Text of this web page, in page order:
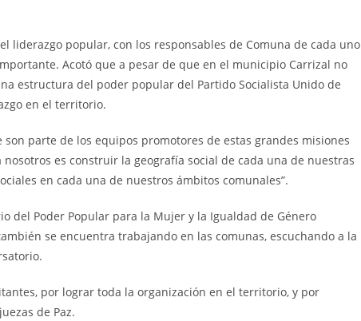
liderazgo popular, con los responsables de Comuna de cada uno
Acotó que a pesar de que en el municipio Carrizal no
estructura del poder popular del Partido Socialista Unido de
en el territorio.
parte de los equipos promotores de estas grandes misiones
es construir la geografía social de cada una de nuestras
en cada una de nuestros ámbitos comunales”.
del Poder Popular para la Mujer y la Igualdad de Género
se encuentra trabajando en las comunas, escuchando a la
por lograr toda la organización en el territorio, y por
de Paz.